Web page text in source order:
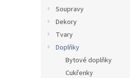
Soupravy
Dekory
Tvary
Doplňky
Bytové doplňky
Cukřenky